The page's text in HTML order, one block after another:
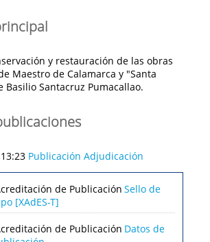
y restauración de las obras
Maestro de Calamarca y "Santa
Basilio Santacruz Pumacallao.
Publicación Adjudicación
de Publicación Sello de
[XAdES-T]
de Publicación Datos de